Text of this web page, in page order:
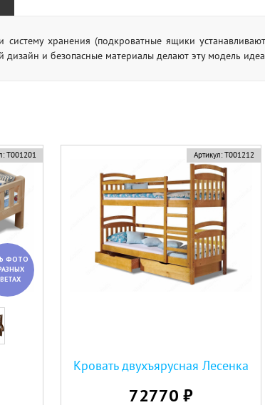
хранения (подкроватные ящики
дизайн и безопасные материалы делают эту модель
Т001201
ФОТО
Артикул: Т001212
Кровать двухъярусная Лесенка
72770 ₽